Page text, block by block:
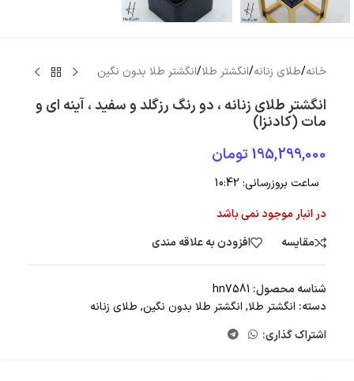
خانه/طلای زنانه/انگشتر طلا/انگشتر طلا بدون نگین
انگشتر طلای زنانه ، دو رنگ رزگلد و سفید ، آینه ای و
مات (کادنزا)
195,299,000 تومان
ساعت بروزرسانی: 10:42
در انبار موجود نمی باشد
مقایسه
افزودن به علاقه مندی
شناسه محصول: hn7581
دسته: انگشتر طلا, انگشتر طلا بدون نگین, طلای زنانه
اشتراک گذاری: